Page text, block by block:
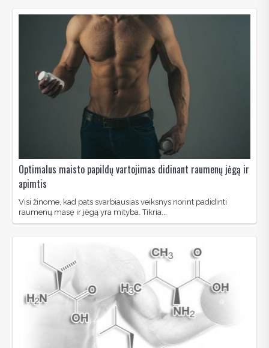
Optimalus maisto papildų vartojimas didinant raumenų jėgą ir
apimtis
Visi žinome, kad pats svarbiausias veiksnys norint padidinti
raumenų masę ir jėgą yra mityba. Tikria...